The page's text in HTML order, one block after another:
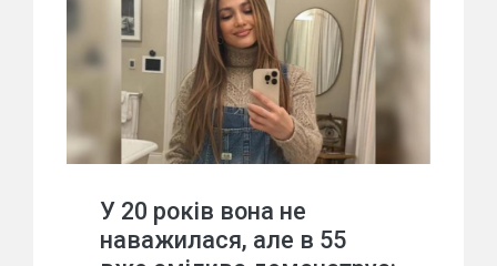
У 20 років вона не
наважилася, але в 55